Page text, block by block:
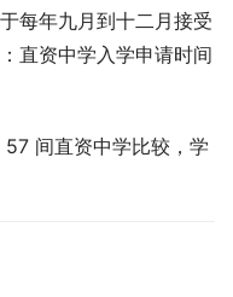
每年九月到十二月接受
直资中学入学申请时间
57 间直资中学比较，学